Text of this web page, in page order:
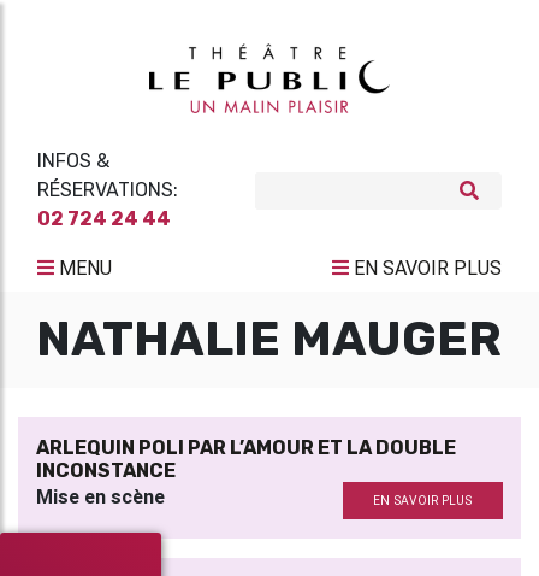
INFOS &
RÉSERVATIONS:
02 724 24 44
MENU EN SAVOIR PLUS
NATHALIE MAUGER
ARLEQUIN POLI PAR L’AMOUR ET LA DOUBLE
INCONSTANCE
Mise en scène EN SAVOIR PLUS